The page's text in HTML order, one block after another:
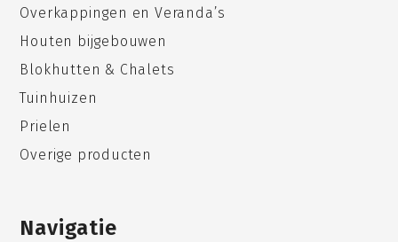
Overkappingen en Veranda’s
Houten bijgebouwen
Blokhutten & Chalets
Tuinhuizen
Prielen
Overige producten
Navigatie